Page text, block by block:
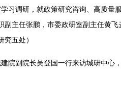
习调研，就政策研究咨询、高质
副主任张鹏，市委政研室副主任黄
五处）
院副院长吴登国一行来访城研中